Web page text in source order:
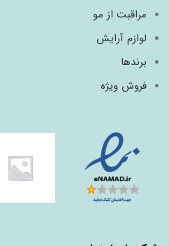
مراقبت از مو
لوازم آرایش
برندها
فروش ویژه